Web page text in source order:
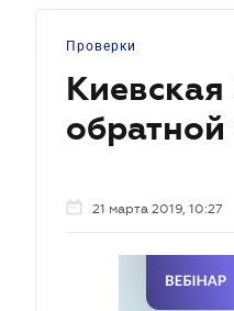
Проверки
обратной
21 марта 2019, 10:27